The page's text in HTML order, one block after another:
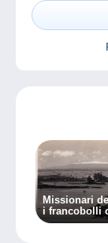
Missionari
i francobolli
spingono al